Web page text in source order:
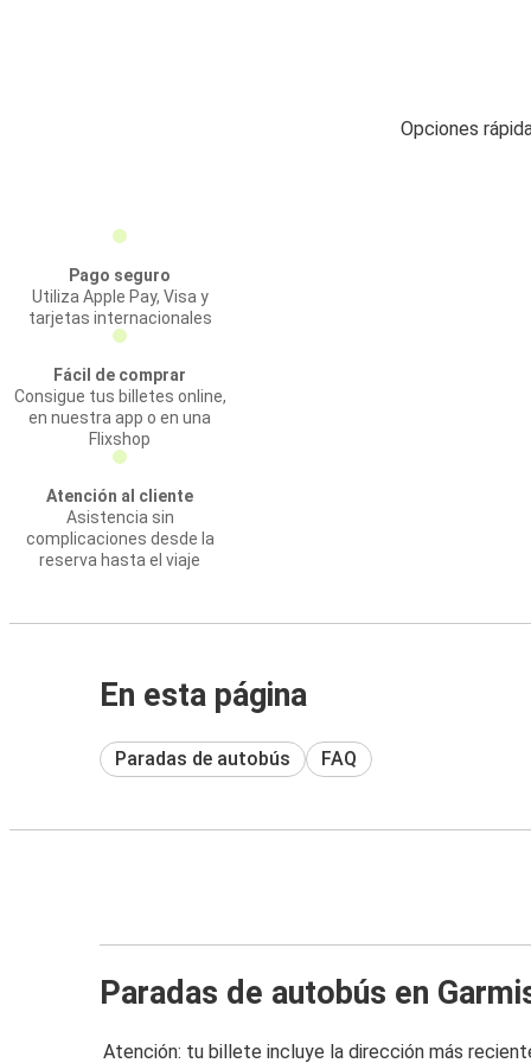
Opciones
Pago seguro
Utiliza Apple Pay, Visa y
tarjetas internacionales
Fácil de comprar
Consigue tus billetes online,
en nuestra app o en una
Flixshop
Atención al cliente
Asistencia sin
complicaciones desde la
reserva hasta el viaje
En esta página
Paradas de autobús FAQ
Paradas de autobús en
Atención: tu billete incluye la dirección más